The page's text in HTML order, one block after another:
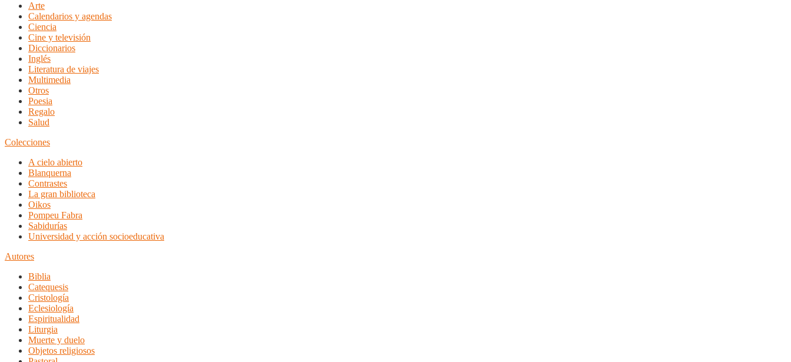
Arte
Calendarios y agendas
Ciencia
Cine y televisión
Diccionarios
Inglés
Literatura de viajes
Multimedia
Otros
Poesia
Regalo
Salud
Colecciones
A cielo abierto
Blanquerna
Contrastes
La gran biblioteca
Oikos
Pompeu Fabra
Sabidurías
Universidad y acción socioeducativa
Autores
Biblia
Catequesis
Cristología
Eclesiología
Espiritualidad
Liturgia
Muerte y duelo
Objetos religiosos